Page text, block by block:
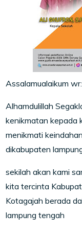
Assalamualaikum
Alhamdulillah
kenikmatan kepada
menikmati
dikabupaten
sekilah akan kami
kita tercinta
Kotagajah berada
lampung tengah